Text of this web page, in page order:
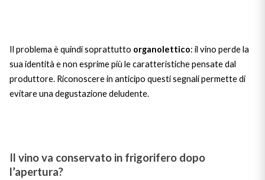
Il problema è quindi soprattutto organolettico: il vino perde la
sua identità e non esprime più le caratteristiche pensate dal
produttore. Riconoscere in anticipo questi segnali permette di
evitare una degustazione deludente.
Il vino va conservato in frigorifero dopo
l’apertura?